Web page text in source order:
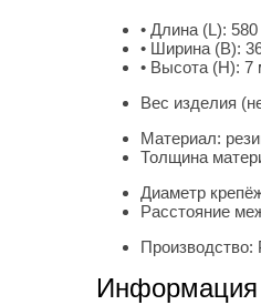
• Длина (L):
• Ширина (B):
• Высота (H): 7
Вес изделия
Материал:
Толщина
Диаметр
Расстояние
Производство:
Информация